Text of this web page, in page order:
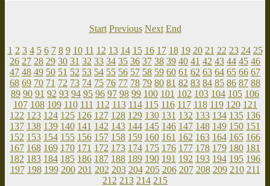
Start Previous Next End
1 2 3 4 5 6 7 8 9 10 11 12 13 14 15 16 17 18 19 20 21 22 23 24 25
26 27 28 29 30 31 32 33 34 35 36 37 38 39 40 41 42 43 44 45 46
47 48 49 50 51 52 53 54 55 56 57 58 59 60 61 62 63 64 65 66 67
68 69 70 71 72 73 74 75 76 77 78 79 80 81 82 83 84 85 86 87 88
89 90 91 92 93 94 95 96 97 98 99 100 101 102 103 104 105 106
107 108 109 110 111 112 113 114 115 116 117 118 119 120 121
122 123 124 125 126 127 128 129 130 131 132 133 134 135 136
137 138 139 140 141 142 143 144 145 146 147 148 149 150 151
152 153 154 155 156 157 158 159 160 161 162 163 164 165 166
167 168 169 170 171 172 173 174 175 176 177 178 179 180 181
182 183 184 185 186 187 188 189 190 191 192 193 194 195 196
197 198 199 200 201 202 203 204 205 206 207 208 209 210 211
212 213 214 215